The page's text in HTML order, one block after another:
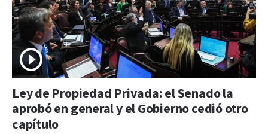
Ley de Propiedad Privada: el Senado la
aprobó en general y el Gobierno cedió otro
capítulo